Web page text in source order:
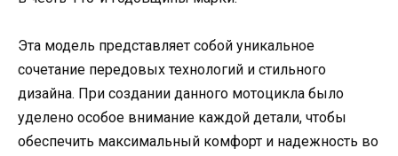
Эта модель представляет собой уникальное
сочетание передовых технологий и стильного
дизайна. При создании данного мотоцикла было
уделено особое внимание каждой детали, чтобы
обеспечить максимальный комфорт и надежность во